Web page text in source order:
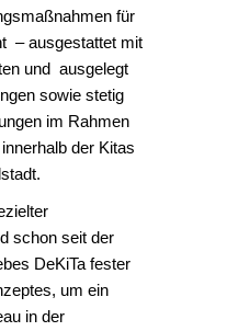
für
– ausgestattet mit
und ausgelegt
sowie stetig
im Rahmen
der Kitas
schon seit der
DeKiTa fester
um ein
in der